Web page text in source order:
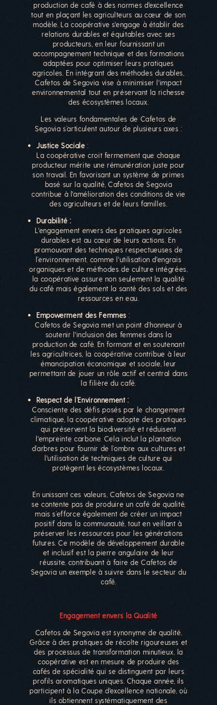
production de café à des normes d'excellence
tout en plaçant les agriculteurs au cœur de son
modèle. La coopérative s'engage à établir des
relations durables et équitables avec ses
producteurs, en leur fournissant un
accompagnement technique et des formations
adaptées pour optimiser leurs pratiques
agricoles. En intégrant des méthodes durables,
Cafetos de Segovia vise à minimiser l'impact
environnemental tout en préservant la richesse
des écosystèmes locaux.
Les valeurs fondamentales de Cafetos de
Segovia s’articulent autour de plusieurs axes :
Justice Sociale :
La coopérative croit fermement que chaque
producteur mérite une rémunération juste pour
son travail. En favorisant un système de primes
basé sur la qualité, Cafetos de Segovia
contribue à l'amélioration des conditions de vie
des agriculteurs et de leurs familles.
Durabilité :
L'engagement envers des pratiques agricoles
durables est au cœur de leurs actions. En
promouvant des techniques respectueuses de
l’environnement, comme l'utilisation d'engrais
organiques et de méthodes de culture intégrées,
la coopérative assure non seulement la qualité
du café mais également la santé des sols et des
ressources en eau.
Empowerment des Femmes :
Cafetos de Segovia met un point d’honneur à
soutenir l'inclusion des femmes dans la
production de café. En formant et en soutenant
les agricultrices, la coopérative contribue à leur
émancipation économique et sociale, leur
permettant de jouer un rôle actif et central dans
la filière du café.
Respect de l’Environnement :
Consciente des défis posés par le changement
climatique, la coopérative adopte des pratiques
qui préservent la biodiversité et réduisent
l'empreinte carbone. Cela inclut la plantation
d’arbres pour fournir de l’ombre aux cultures et
l'utilisation de techniques de culture qui
protègent les écosystèmes locaux.
En unissant ces valeurs, Cafetos de Segovia ne
se contente pas de produire un café de qualité,
mais s’efforce également de créer un impact
positif dans la communauté, tout en veillant à
préserver les ressources pour les générations
futures. Ce modèle de développement durable
et inclusif est la pierre angulaire de leur
réussite, contribuant à faire de Cafetos de
Segovia un exemple à suivre dans le secteur du
café.
Engagement envers la Qualité
Cafetos de Segovia est synonyme de qualité.
Grâce à des pratiques de récolte rigoureuses et
des processus de transformation minutieux, la
coopérative est en mesure de produire des
cafés de spécialité qui se distinguent par leurs
profils aromatiques uniques. Chaque année, ils
participent à la Coupe d'excellence nationale, où
ils obtiennent systématiquement des